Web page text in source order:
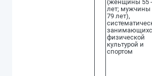
(женщины 55
лет; мужчины
79 лет),
физической
культурой и
спортом